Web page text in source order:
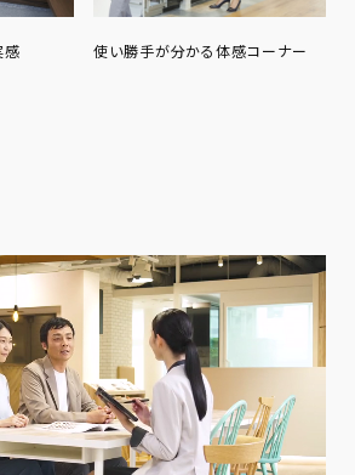
感 使い勝手が分かる体感コーナー